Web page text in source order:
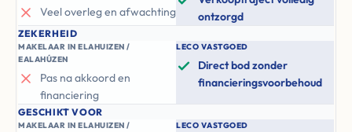
Veel overleg en afwachting
ontzorgd
ZEKERHEID
MAKELAAR IN ELAHUIZEN /
EALAHÚZEN
Pas na akkoord en
financiering
LECO VASTGOED
Direct bod zonder
financieringsvoorbehoud
GESCHIKT VOOR
MAKELAAR IN ELAHUIZEN /
LECO VASTGOED